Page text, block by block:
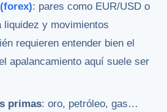
: pares como EUR/USD o
liquidez y movimientos
requieren entender bien el
apalancamiento aquí suele ser
primas: oro, petróleo, gas…